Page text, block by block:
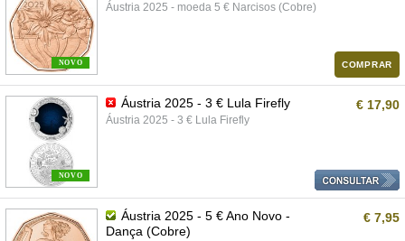
NOVO
Áustria 2025 - moeda 5 € Narcisos (Cobre)
COMPRAR
NOVO
Áustria 2025 - 3 € Lula Firefly
Áustria 2025 - 3 € Lula Firefly
€ 17,90
Áustria 2025 - 5 € Ano Novo -
Dança (Cobre)
€ 7,95